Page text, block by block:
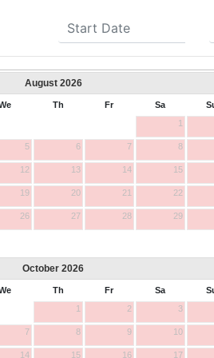
August 2026
Th Fr Sa
1
5 6 7 8
12 13 14 15
19 20 21 22
26 27 28 29
October 2026
Th Fr Sa
1
2 3
7 8 9 10
14 15 16 17